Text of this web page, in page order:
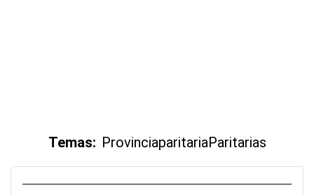
Temas: ProvinciaparitariaParitarias